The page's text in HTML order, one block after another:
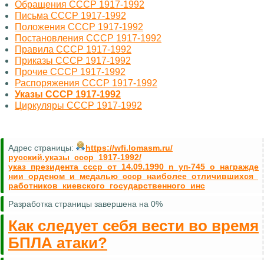
Обращения СССР 1917-1992
Письма СССР 1917-1992
Положения СССР 1917-1992
Постановления СССР 1917-1992
Правила СССР 1917-1992
Приказы СССР 1917-1992
Прочие СССР 1917-1992
Распоряжения СССР 1917-1992
Указы СССР 1917-1992
Циркуляры СССР 1917-1992
Адрес страницы:
https://wfi.lomasm.ru/
русский.указы_ссср_1917-1992/
указ_президента_ссср_от_14.09.1990_n_уп-745_о_награжде
нии_орденом_и_медалью_ссср_наиболее_отличившихся_
работников_киевского_государственного_инс
Разработка страницы завершена на 0%
Как следует себя вести во время
БПЛА атаки?